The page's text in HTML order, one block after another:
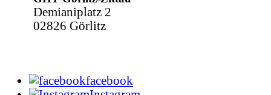
Demianiplatz 2
02826 Görlitz
facebook